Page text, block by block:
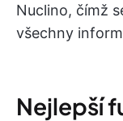
Nuclino, čímž
všechny
Nejlepší